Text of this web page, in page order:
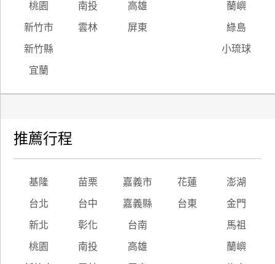
桃園 南投 高雄 蘭嶼
新竹市 雲林 屏東 綠島
新竹縣 小琉球
宜蘭
推薦行程
基隆 苗栗 嘉義市 花蓮 澎湖
台北 台中 嘉義縣 台東 金門
新北 彰化 台南 馬祖
桃園 南投 高雄 蘭嶼